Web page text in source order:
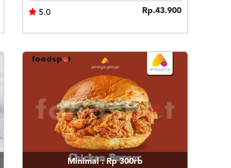
5.0 Rp.43.900
Minimal : Rp 300rb